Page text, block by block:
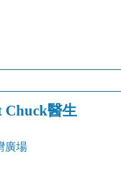
Chuck醫生
廣場